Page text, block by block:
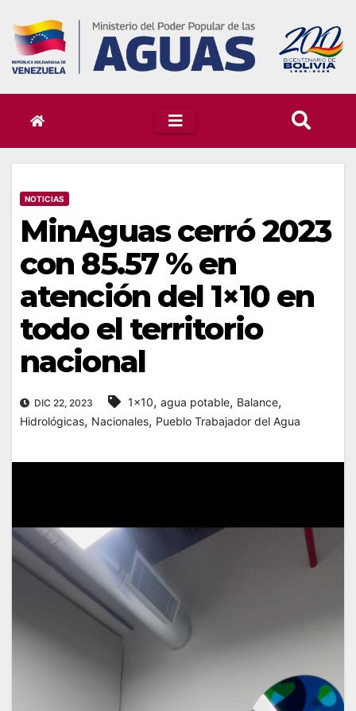
content
NOTICIAS
MinAguas cerró 2023
con 85.57 % en
atención del 1×10 en
todo el territorio
nacional
DIC 22, 2023 1x10, agua potable, Balance,
Hidrológicas, Nacionales, Pueblo Trabajador del Agua